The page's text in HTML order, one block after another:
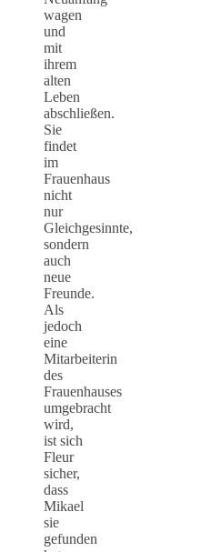
wagen
und
mit
ihrem
alten
Leben
abschließen.
Sie
findet
im
Frauenhaus
nicht
nur
Gleichgesinnte,
sondern
auch
neue
Freunde.
Als
jedoch
eine
Mitarbeiterin
des
Frauenhauses
umgebracht
wird,
ist sich
Fleur
sicher,
dass
Mikael
sie
gefunden